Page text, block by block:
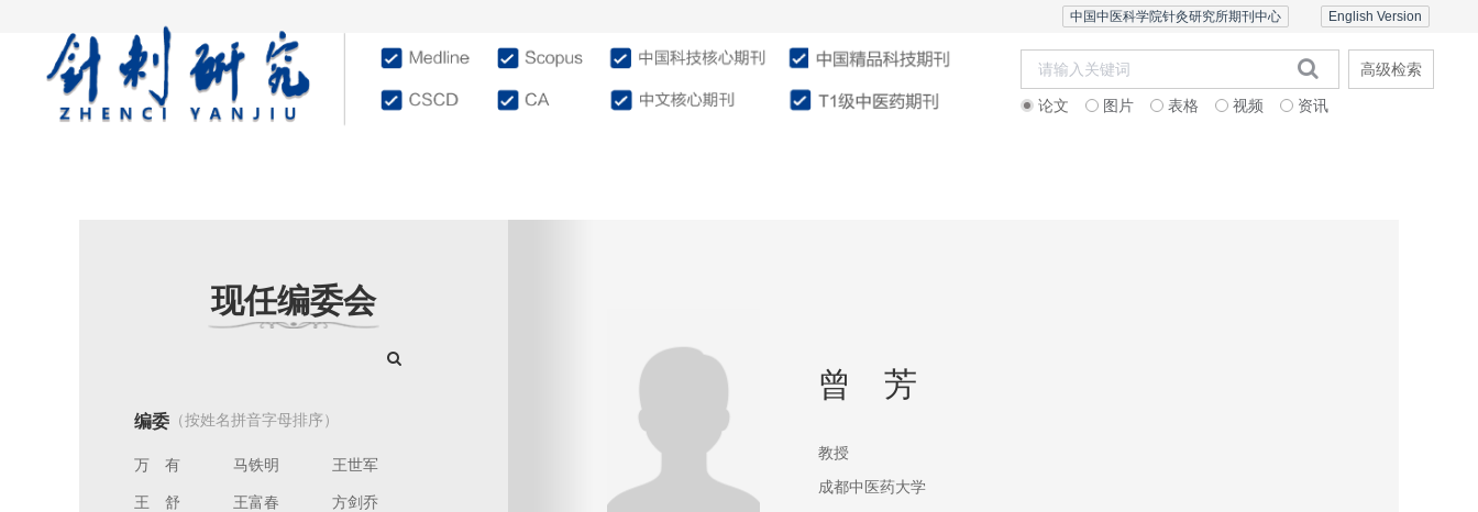
English Version
中国中医科学院针灸研究所期刊中心
论文 图片 表格 视频 资讯
高级检索
现任编委会
编委 （按姓名拼音字母排序）
万 有 马铁明 王世军
王 舒 王富春 方剑乔
曾 芳
教授
成都中医药大学